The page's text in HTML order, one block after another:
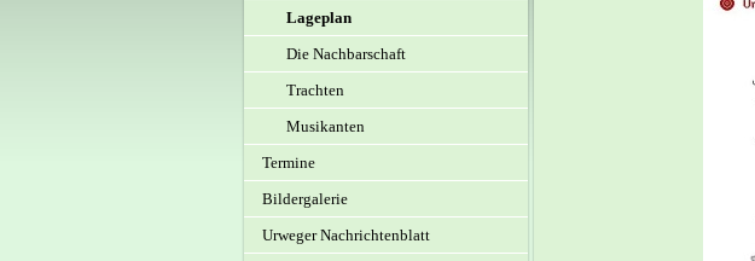
Lageplan
Die Nachbarschaft
Trachten
Musikanten
Termine
Bildergalerie
Urweger Nachrichtenblatt